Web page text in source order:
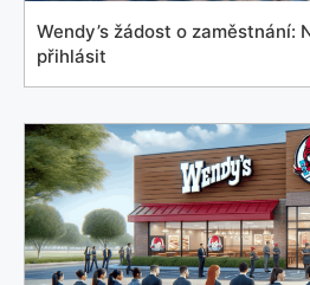
Wendy’s žádost o zaměstnání:
přihlásit